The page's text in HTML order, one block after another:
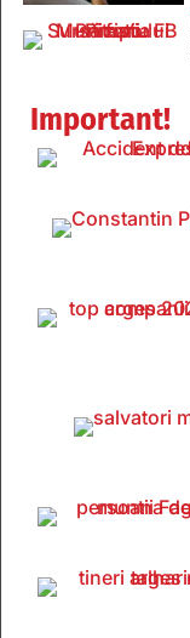
Important!